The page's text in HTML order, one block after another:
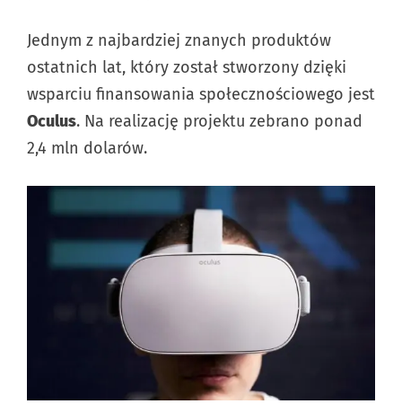
Jednym z najbardziej znanych produktów
ostatnich lat, który został stworzony dzięki
wsparciu finansowania społecznościowego jest
Oculus. Na realizację projektu zebrano ponad
2,4 mln dolarów.